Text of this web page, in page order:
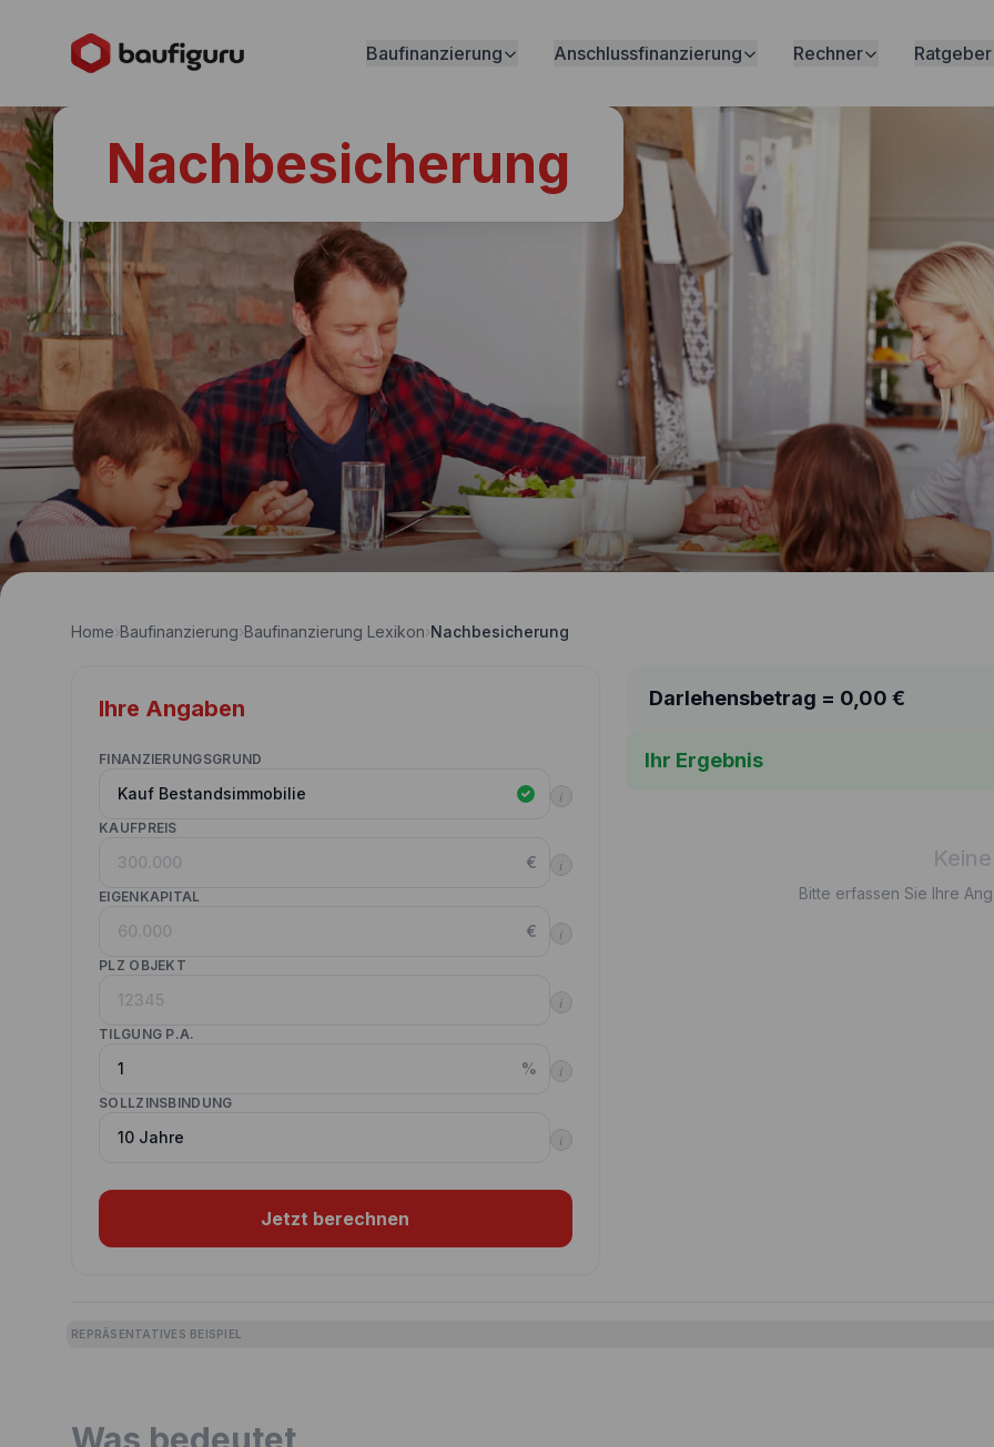
Baufinanzierung Anschlussfinanzierung Rechner Ratgeber
Nachbesicherung
Home›Baufinanzierung›Baufinanzierung Lexikon›Nachbesicherung
Ihre Angaben
FINANZIERUNGSGRUND
i
KAUFPREIS
€ i
EIGENKAPITAL
€ i
PLZ OBJEKT
i
TILGUNG P.A.
% i
SOLLZINSBINDUNG
i
Jetzt berechnen
Darlehensbetrag = 0,00 €
Ihr Ergebnis
Bitte erfassen Sie Ihre
REPRÄSENTATIVES BEISPIEL